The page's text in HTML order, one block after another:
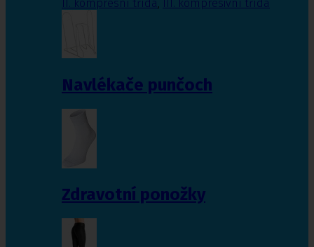
II. kompresní třída III. kompresivní třída
Navlékače punčoch
Zdravotní ponožky